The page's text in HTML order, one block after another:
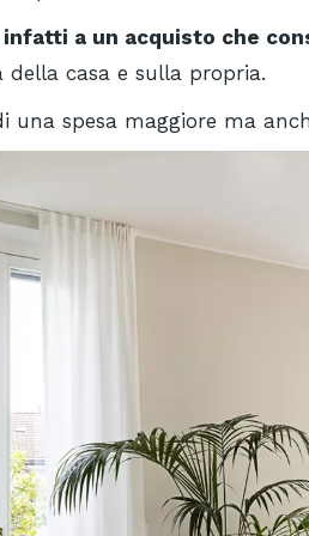
a un acquisto che
della casa e sulla propria.
una spesa maggiore ma